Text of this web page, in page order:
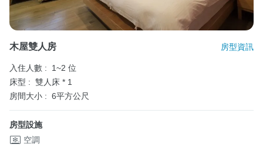
木屋雙人房 房型資訊
入住人數 :
1~2 位
床型 : 雙人床 * 1
房間大小 : 6平方公尺
房型設施
空調